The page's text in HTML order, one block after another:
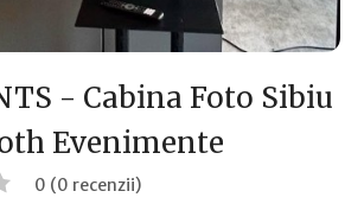
- Cabina Foto Sibiu
Evenimente
0 (0 recenzii)